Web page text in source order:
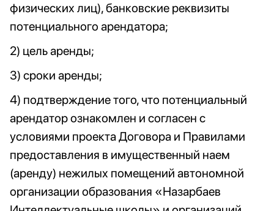
физических лиц), банковские реквизиты
потенциального арендатора;
2) цель аренды;
3) сроки аренды;
4) подтверждение того, что потенциальный
арендатор ознакомлен и согласен с
условиями проекта Договора и Правилами
предоставления в имущественный наем
(аренду) нежилых помещений автономной
организации образования «Назарбаев